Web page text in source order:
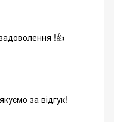
!👍
за відгук!